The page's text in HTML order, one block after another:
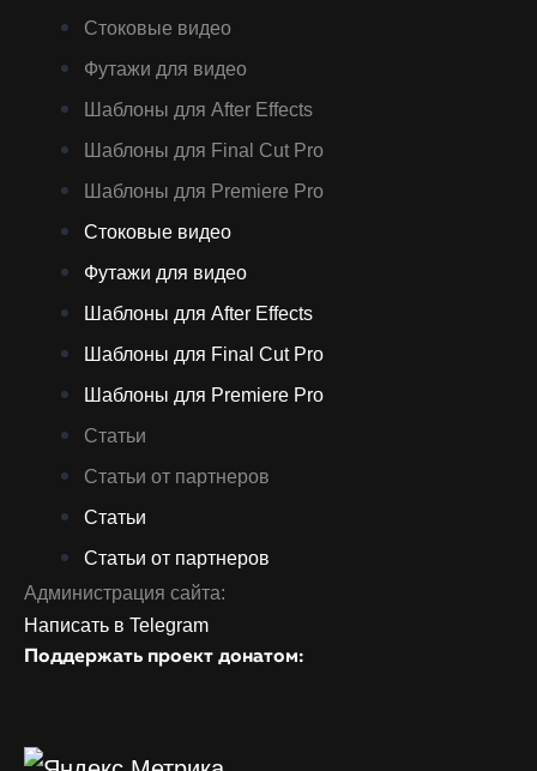
Стоковые видео
Футажи для видео
Шаблоны для After Effects
Шаблоны для Final Cut Pro
Шаблоны для Premiere Pro
Стоковые видео
Футажи для видео
Шаблоны для After Effects
Шаблоны для Final Cut Pro
Шаблоны для Premiere Pro
Статьи
Статьи от партнеров
Статьи
Статьи от партнеров
Администрация сайта:
Написать в Telegram
Поддержать проект донатом: